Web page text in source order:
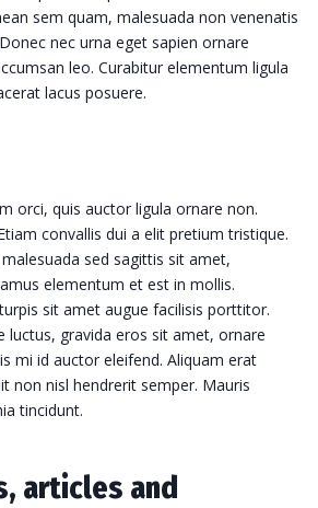
sem quam, malesuada non venenatis
nec urna eget sapien ornare
leo. Curabitur elementum ligula
lacus posuere.
orci, quis auctor ligula ornare non.
convallis dui a elit pretium tristique.
sed sagittis sit amet,
elementum et est in mollis.
sit amet augue facilisis porttitor.
luctus, gravida eros sit amet, ornare
mi id auctor eleifend. Aliquam erat
non nisl hendrerit semper. Mauris
tincidunt.
articles and